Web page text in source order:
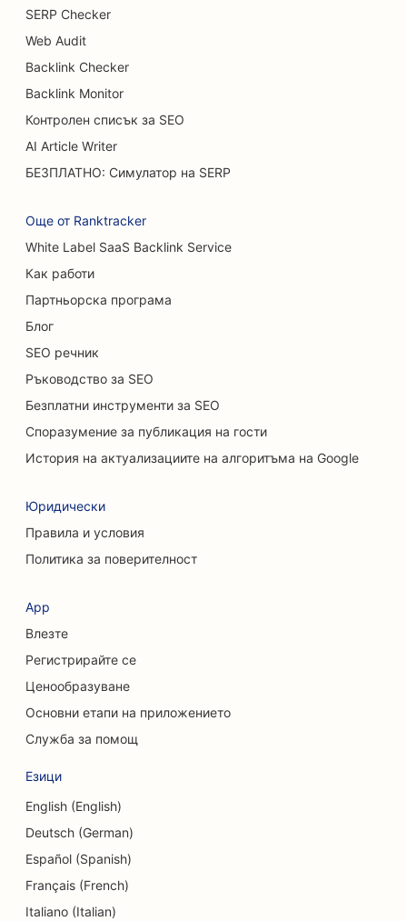
SEO оптимизация за услуги за уголемяване на
гърдите
SEO за бюфетни ресторанти
SEO за хирурзи по изгаряния
SEO за кафенета
SEO за магазини за торти
SEO оптимизация за ресторанти с
нестандартно меню
SEO за магазини за килими и подови настилки
SEO за автокъщи
SEO за услуги за почистване
SEO за хиропрактици
SEO за услуги за химически пилинг
SEO за магазини за дрехи
SEO за кафенета
SEO за козметични хирурзи
SEO за кредитни съюзи
SEO за консултантски фирми
SEO за Delis
SEO оптимизация за услуги за консултиране на
дългове
SEO оптимизация за услуги за обмен на валута
SEO за танцови студия
SERP Checker
Web Audit
Backlink Checker
Backlink Monitor
Контролен списък за SEO
AI Article Writer
БЕЗПЛАТНО: Симулатор на SERP
Още от Ranktracker
White Label SaaS Backlink Service
Как работи
Партньорска програма
Блог
SEO речник
Ръководство за SEO
Безплатни инструменти за SEO
Споразумение за публикация на гости
История на актуализациите на алгоритъма на Google
Юридически
Правила и условия
Политика за поверителност
App
Влезте
Регистрирайте се
Ценообразуване
Основни етапи на приложението
Служба за помощ
Езици
English (English)
Deutsch (German)
Español (Spanish)
Français (French)
Italiano (Italian)